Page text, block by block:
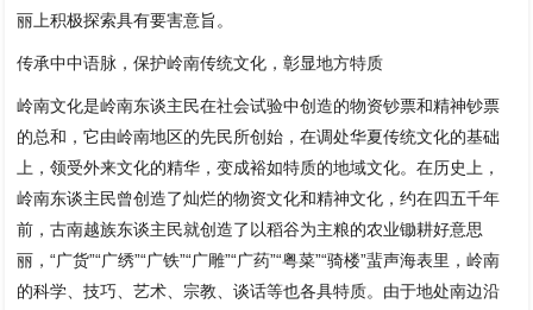
丽上积极探索具有要害意旨。
传承中中语脉，保护岭南传统文化，彰显地方特质
岭南文化是岭南东谈主民在社会试验中创造的物资钞票和精神钞票
的总和，它由岭南地区的先民所创始，在调处华夏传统文化的基础
上，领受外来文化的精华，变成裕如特质的地域文化。在历史上，
岭南东谈主民曾创造了灿烂的物资文化和精神文化，约在四五千年
前，古南越族东谈主民就创造了以稻谷为主粮的农业锄耕好意思
丽，“广货”“广绣”“广铁”“广雕”“广药”“粤菜”“骑楼”蜚声海表里，岭南
的科学、技巧、艺术、宗教、谈话等也各具特质。由于地处南边沿